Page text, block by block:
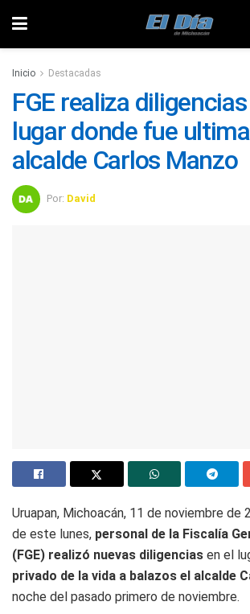
Inicio Destacadas
FGE realiza
lugar donde fue
alcalde Carlos Manzo
Por: David
Uruapan, Michoacán, 11 de noviembre de
de este lunes, personal de la Fiscalía
(FGE) realizó nuevas diligencias en el
privado de la vida a balazos el alcalde
noche del pasado primero de noviembre.